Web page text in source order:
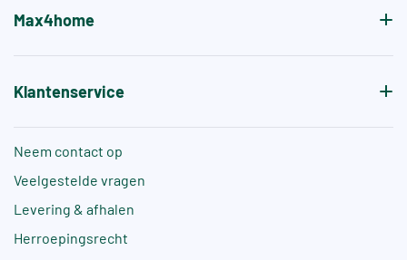
Max4home
Klantenservice
Neem contact op
Veelgestelde vragen
Levering & afhalen
Herroepingsrecht